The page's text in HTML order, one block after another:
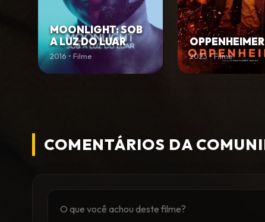
MOONLIGHT: SOB
A LUZ DO LUAR
2016 • Filme
OPPENHEIMER
2023 • Filme
COMENTÁRIOS DA